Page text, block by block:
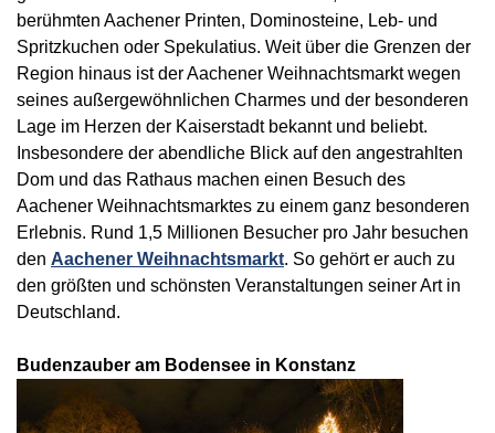
berühmten Aachener Printen, Dominosteine, Leb- und
Spritzkuchen oder Spekulatius. Weit über die Grenzen der
Region hinaus ist der Aachener Weihnachtsmarkt wegen
seines außergewöhnlichen Charmes und der besonderen
Lage im Herzen der Kaiserstadt bekannt und beliebt.
Insbesondere der abendliche Blick auf den angestrahlten
Dom und das Rathaus machen einen Besuch des
Aachener Weihnachtsmarktes zu einem ganz besonderen
Erlebnis. Rund 1,5 Millionen Besucher pro Jahr besuchen
den Aachener Weihnachtsmarkt. So gehört er auch zu
den größten und schönsten Veranstaltungen seiner Art in
Deutschland.
Budenzauber am Bodensee in Konstanz